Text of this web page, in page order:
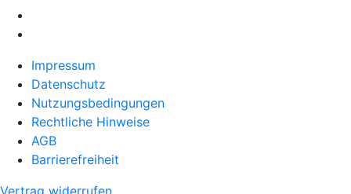
Impressum
Datenschutz
Nutzungsbedingungen
Rechtliche Hinweise
AGB
Barrierefreiheit